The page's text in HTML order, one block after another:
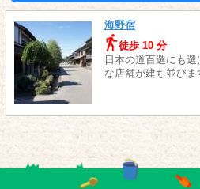
海野宿
徒歩 10 分
日本の道百選にも
な店舗が建ち並びま